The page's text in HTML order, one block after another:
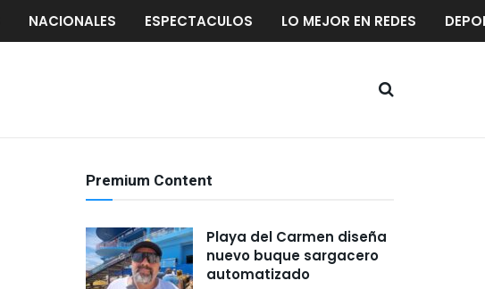
NACIONALES ESPECTACULOS LO MEJOR EN REDES
Premium Content
Playa del Carmen diseña
nuevo buque sargacero
automatizado